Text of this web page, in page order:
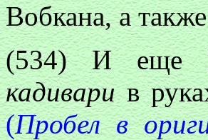
Вобкана, а
(534) И еще
кадиварив
(Пробел в